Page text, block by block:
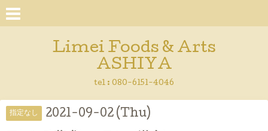
Limei Foods & Arts
ASHIYA
tel : 080-6151-4046
指定なし 2021-09-02 (Thu)